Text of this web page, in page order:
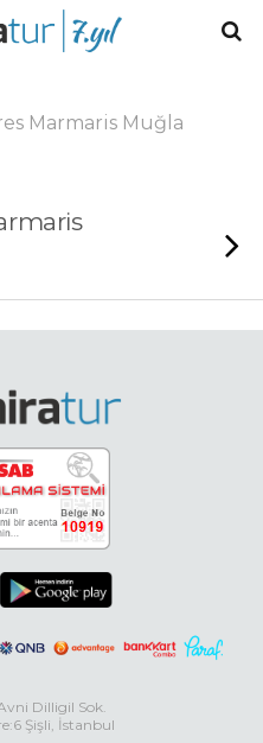
Marmaris Muğla
Dilligil Sok.
Şişli, İstanbul